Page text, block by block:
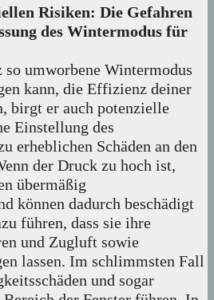
Risiken: Die Gefahren
des Wintermodus für
umworbene Wintermodus
kann, die Effizienz deiner
birgt er auch potenzielle
Einstellung des
erheblichen Schäden an den
der Druck zu hoch ist,
übermäßig
können dadurch beschädigt
führen, dass sie ihre
und Zugluft sowie
lassen. Im schlimmsten Fall
und sogar